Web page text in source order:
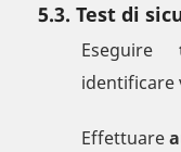
5.3. Test di
Eseguire
identificare
Effettuare